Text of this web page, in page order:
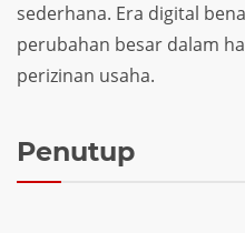
sederhana. Era digital
perubahan besar dalam
perizinan usaha.
Penutup